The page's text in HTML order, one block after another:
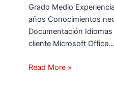
Grado Medio
años Conocimientos
Documentación
cliente Microsoft Office…
Read More »